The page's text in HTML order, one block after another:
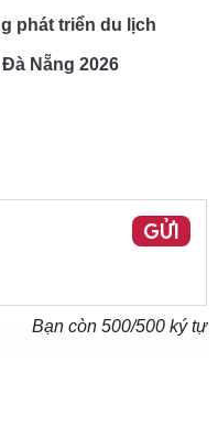
phát triển du lịch
Nẵng 2026
GỬI
Bạn còn 500/500 ký tự